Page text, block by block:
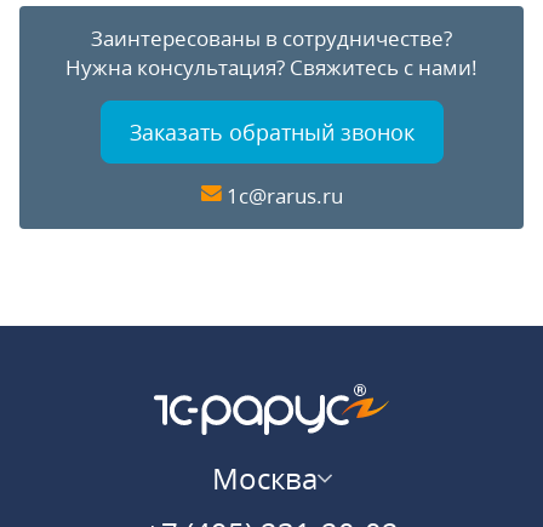
Заинтересованы в сотрудничестве?
Нужна консультация? Свяжитесь с нами!
Заказать обратный звонок
1c@rarus.ru
Москва